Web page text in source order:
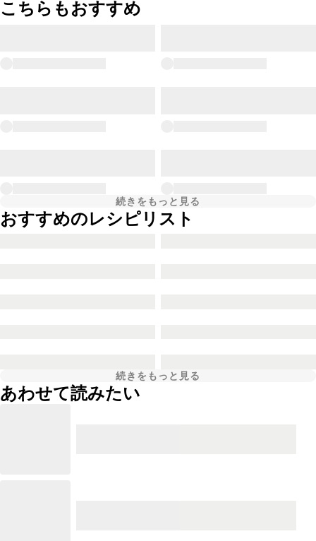
こちらもおすすめ
続きをもっと見る
おすすめのレシピリスト
続きをもっと見る
あわせて読みたい